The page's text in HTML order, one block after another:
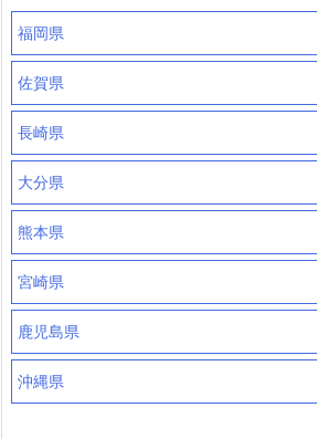
福岡県
佐賀県
長崎県
大分県
熊本県
宮崎県
鹿児島県
沖縄県